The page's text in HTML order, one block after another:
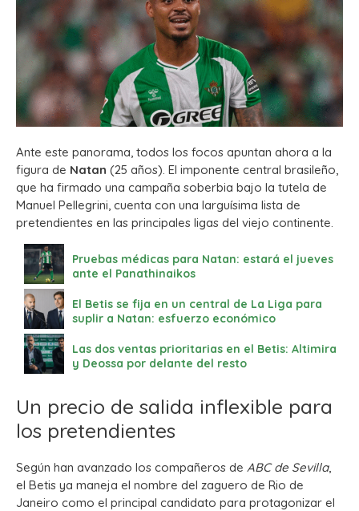
Ante este panorama, todos los focos apuntan ahora a la
figura de Natan (25 años). El imponente central brasileño,
que ha firmado una campaña soberbia bajo la tutela de
Manuel Pellegrini, cuenta con una larguísima lista de
pretendientes en las principales ligas del viejo continente.
Pruebas médicas para Natan: estará el jueves
ante el Panathinaikos
El Betis se fija en un central de La Liga para
suplir a Natan: esfuerzo económico
Las dos ventas prioritarias en el Betis: Altimira
y Deossa por delante del resto
Un precio de salida inflexible para
los pretendientes
Según han avanzado los compañeros de ABC de Sevilla,
el Betis ya maneja el nombre del zaguero de Rio de
Janeiro como el principal candidato para protagonizar el